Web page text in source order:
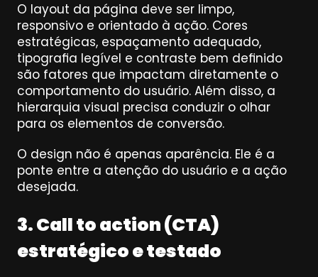
O layout da página deve ser limpo,
responsivo e orientado à ação. Cores
estratégicas, espaçamento adequado,
tipografia legível e contraste bem definido
são fatores que impactam diretamente o
comportamento do usuário. Além disso, a
hierarquia visual precisa conduzir o olhar
para os elementos de conversão.
O design não é apenas aparência. Ele é a
ponte entre a atenção do usuário e a ação
desejada.
3. Call to action (CTA)
estratégico e testado